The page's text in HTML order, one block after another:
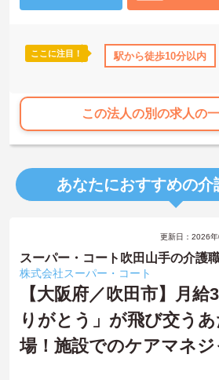
実績ありここに注目！ 駅から徒歩10分以内
この法人の別の求人の
あなたにおすすめの介
更新日：2026
スーパー・コート吹田山手の介護
株式会社スーパー・コート
【大阪府／吹田市】月給
りがとう」が飛び交う
場！施設でのケアマネジ